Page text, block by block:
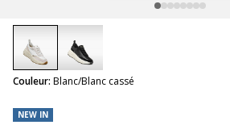
NEW IN
Couleur: Blanc/Blanc cassé
selected